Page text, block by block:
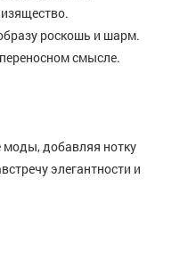
роскошь и шарм.
смысле.
моды, добавляя нотку
элегантности и